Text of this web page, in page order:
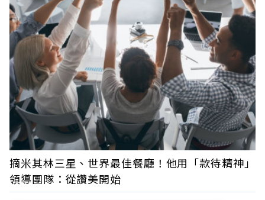
摘米其林三星、世界最佳餐廳！他用「款待精神」
領導團隊：從讚美開始